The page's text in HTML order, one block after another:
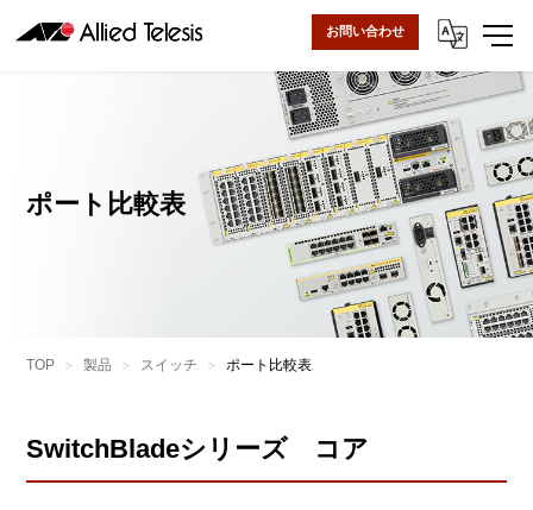
お問い合わせ
ポート比較表
TOP 製品 スイッチ ポート比較表
SwitchBladeシリーズ コア